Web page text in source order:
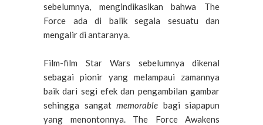
sebelumnya, mengindikasikan bahwa The
Force ada di balik segala sesuatu dan
mengalir di antaranya.
Film-film Star Wars sebelumnya dikenal
sebagai pionir yang melampaui zamannya
baik dari segi efek dan pengambilan gambar
sehingga sangat memorable bagi siapapun
yang menontonnya. The Force Awakens